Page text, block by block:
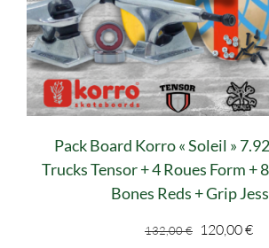
Pack Board Korro « Soleil »
Trucks Tensor + 4 Roues Form +
Bones Reds + Grip
132,00€
Le
120,00€Le